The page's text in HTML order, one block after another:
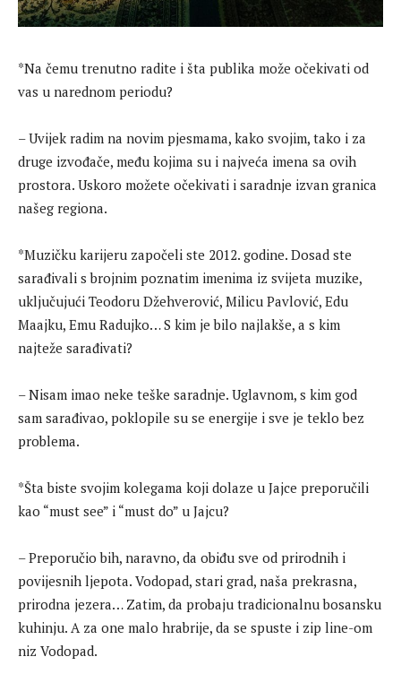
*Na čemu trenutno radite i šta publika može očekivati od
vas u narednom periodu?
– Uvijek radim na novim pjesmama, kako svojim, tako i za
druge izvođače, među kojima su i najveća imena sa ovih
prostora. Uskoro možete očekivati i saradnje izvan granica
našeg regiona.
*Muzičku karijeru započeli ste 2012. godine. Dosad ste
sarađivali s brojnim poznatim imenima iz svijeta muzike,
uključujući Teodoru Džehverović, Milicu Pavlović, Edu
Maajku, Emu Radujko… S kim je bilo najlakše, a s kim
najteže sarađivati?
– Nisam imao neke teške saradnje. Uglavnom, s kim god
sam sarađivao, poklopile su se energije i sve je teklo bez
problema.
*Šta biste svojim kolegama koji dolaze u Jajce preporučili
kao “must see” i “must do” u Jajcu?
– Preporučio bih, naravno, da obiđu sve od prirodnih i
povijesnih ljepota. Vodopad, stari grad, naša prekrasna,
prirodna jezera… Zatim, da probaju tradicionalnu bosansku
kuhinju. A za one malo hrabrije, da se spuste i zip line-om
niz Vodopad.